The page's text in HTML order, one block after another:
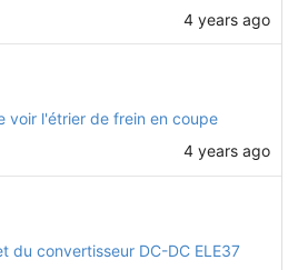
4 years ago
voir l'étrier de frein en coupe
4 years ago
du convertisseur DC-DC ELE37